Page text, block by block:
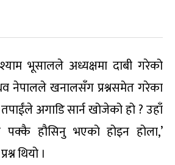
भूसालले अध्यक्षमा दाबी गरेको
नेपालले खनालसँग प्रश्नसमेत गरेका
अगाडि सार्न खोजेको हो ? उहाँ
हौसिनु भएको होइन होला,’
थियो ।